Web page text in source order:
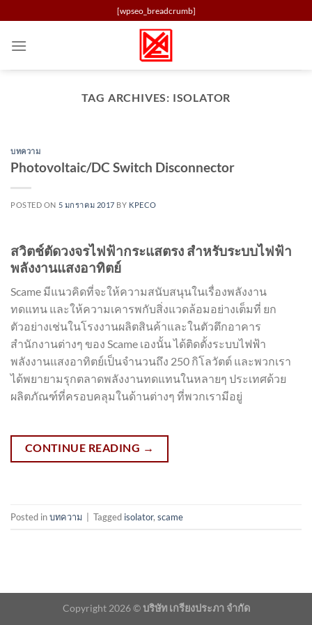
to
content
[wpseo_breadcrumb]
TAG ARCHIVES: ISOLATOR
บทความ
Photovoltaic/DC Switch Disconnector
POSTED ON 5 มกราคม 2017 BY KPECO
สวิตช์ตัดวงจรไฟฟ้ากระแสตรง สำหรับระบบไฟฟ้า
พลังงานแสงอาทิตย์
Scame มีแนวคิดที่จะให้ความสนับสนุนในเรื่องพลังงาน
ทดแทน และให้ความเคารพกับสิ่งแวดล้อมอย่างเต็มที่ ยก
ตัวอย่างเช่นในโรงงานผลิตสินค้าและในตัวตึกอาคาร
สำนักงานต่างๆ ของ Scame เองนั้น ได้ติดตั้งระบบไฟฟ้า
พลังงานแสงอาทิตย์เป็นจำนวนถึง 250 กิโลวัตต์ และพวกเรา
ได้พยายามรุกตลาดพลังงานทดแทนในหลายๆ ประเทศด้วย
ผลิตภัณฑ์ที่ครอบคลุมในด้านต่างๆ ที่พวกเรามีอยู่
CONTINUE READING →
Posted inบทความ Tagged isolator, scame
Copyright 2026 ©บริษัท เกรียงประภา จำกัด